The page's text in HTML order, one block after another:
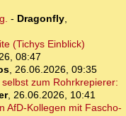
- Dragonfly,
(Tichys Einblick)
08:47
, 26.06.2026, 09:35
zum Rohrkrepierer:
, 26.06.2026, 10:41
AfD-Kollegen mit Fascho-